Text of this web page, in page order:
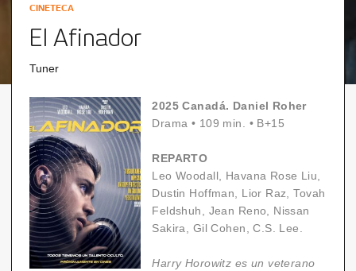
CINETECA
El Afinador
Tuner
2025 Canadá. Daniel Roher
Drama • 109 min. •B+15
REPARTO
Leo Woodall, Havana Rose Liu,
Dustin Hoffman, Lior Raz, Tovah
Feldshuh, Jean Reno, Nissan
Sakira, Gil Cohen, C.S. Lee.
Harry Horowitz es un veterano